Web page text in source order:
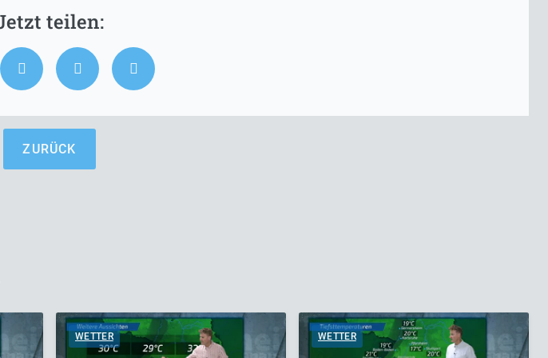
ZURÜCK
WETTER WETTER